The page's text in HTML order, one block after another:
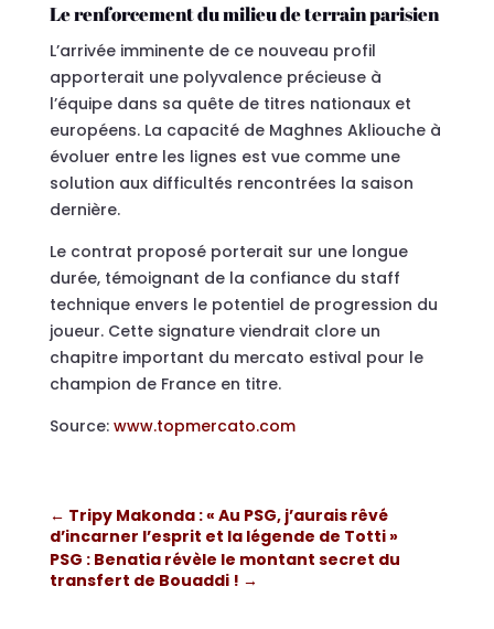
Le renforcement du milieu de terrain parisien
L’arrivée imminente de ce nouveau profil
apporterait une polyvalence précieuse à
l’équipe dans sa quête de titres nationaux et
européens. La capacité de Maghnes Akliouche à
évoluer entre les lignes est vue comme une
solution aux difficultés rencontrées la saison
dernière.
Le contrat proposé porterait sur une longue
durée, témoignant de la confiance du staff
technique envers le potentiel de progression du
joueur. Cette signature viendrait clore un
chapitre important du mercato estival pour le
champion de France en titre.
Source: www.topmercato.com
← Tripy Makonda : « Au PSG, j’aurais rêvé
d’incarner l’esprit et la légende de Totti »
PSG : Benatia révèle le montant secret du
transfert de Bouaddi ! →